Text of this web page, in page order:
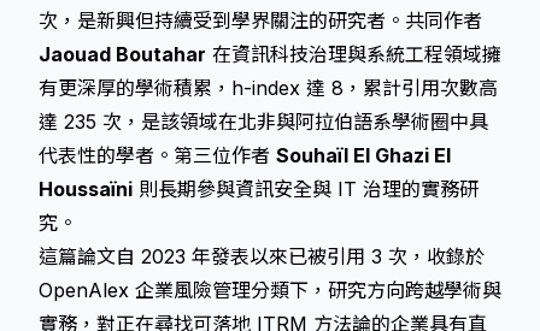
次，是新興但持續受到學界關注的研究者。共同作者
Jaouad Boutahar 在資訊科技治理與系統工程領域擁
有更深厚的學術積累，h-index 達 8，累計引用次數高
達 235 次，是該領域在北非與阿拉伯語系學術圈中具
代表性的學者。第三位作者 Souhaïl El Ghazi El
Houssaïni 則長期參與資訊安全與 IT 治理的實務研
究。
這篇論文自 2023 年發表以來已被引用 3 次，收錄於
OpenAlex 企業風險管理分類下，研究方向跨越學術與
實務，對正在尋找可落地 ITRM 方法論的企業具有直